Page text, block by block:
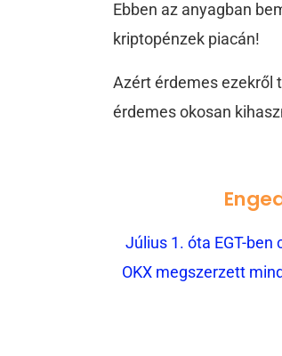
Ebben az anyagban
kriptopénzek piacán!
Azért érdemes ezekről
érdemes okosan
Július 1. óta EGT-
OKX megszerzett